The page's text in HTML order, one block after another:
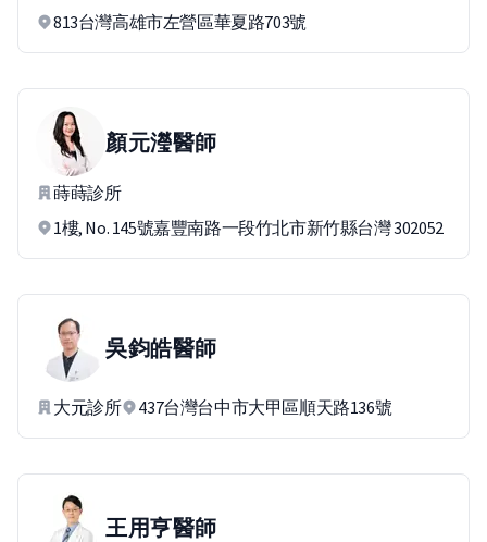
813台灣高雄市左營區華夏路703號
顏元瀅醫師
蒔蒔診所
1樓, No. 145號嘉豐南路一段竹北市新竹縣台灣 302052
吳鈞皓醫師
大元診所 437台灣台中市大甲區順天路136號
王用亨醫師